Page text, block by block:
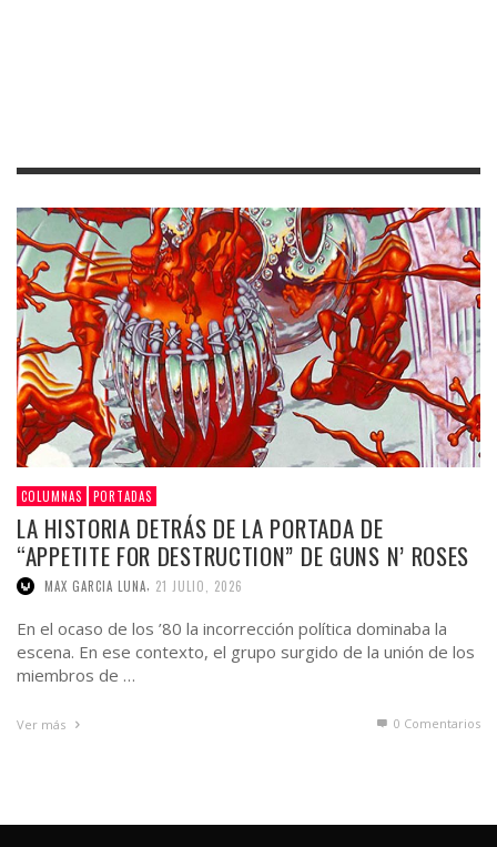
COLUMNAS PORTADAS
LA HISTORIA DETRÁS DE LA PORTADA DE
“APPETITE FOR DESTRUCTION” DE GUNS N’ ROSES
MAX GARCIA LUNA 21 JULIO, 2026
En el ocaso de los ’80 la incorrección política dominaba la
escena. En ese contexto, el grupo surgido de la unión de los
miembros de …
Ver más 0 Comentarios